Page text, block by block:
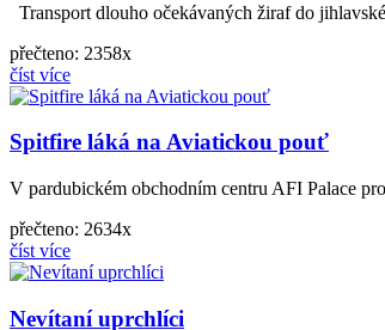
Transport dlouho očekávaných žiraf do
přečteno: 2358x
číst více
Spitfire láká na Aviatickou pouť
V pardubickém obchodním centru AFI Palace
přečteno: 2634x
číst více
Nevítaní uprchlíci